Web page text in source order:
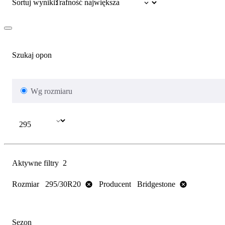
Sortuj wyniki:
Szukaj opon
Wg rozmiaru
Aktywne filtry 2
Rozmiar 295/30R20 Producent Bridgestone
Sezon